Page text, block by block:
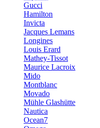
Gucci
Hamilton
Invicta
Jacques Lemans
Longines
Louis Erard
Mathey-Tissot
Maurice Lacroix
Mido
Montblanc
Movado
Mühle Glashütte
Nautica
Ocean7